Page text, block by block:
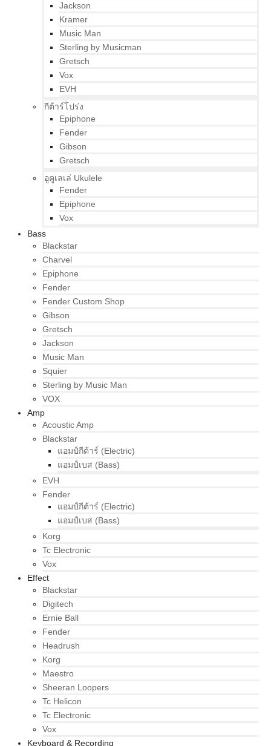
Jackson
Kramer
Music Man
Sterling by Musicman
Gretsch
Vox
EVH
กีต้าร์โปร่ง
Epiphone
Fender
Gibson
Gretsch
อูคูเลเล่ Ukulele
Fender
Epiphone
Vox
Bass
Blackstar
Charvel
Epiphone
Fender
Fender Custom Shop
Gibson
Gretsch
Jackson
Music Man
Squier
Sterling by Music Man
VOX
Amp
Acoustic Amp
Blackstar
แอมป์กีต้าร์ (Electric)
แอมป์เบส (Bass)
EVH
Fender
แอมป์กีต้าร์ (Electric)
แอมป์เบส (Bass)
Korg
Tc Electronic
Vox
Effect
Blackstar
Digitech
Ernie Ball
Fender
Headrush
Korg
Maestro
Sheeran Loopers
Tc Helicon
Tc Electronic
Vox
Keyboard & Recording